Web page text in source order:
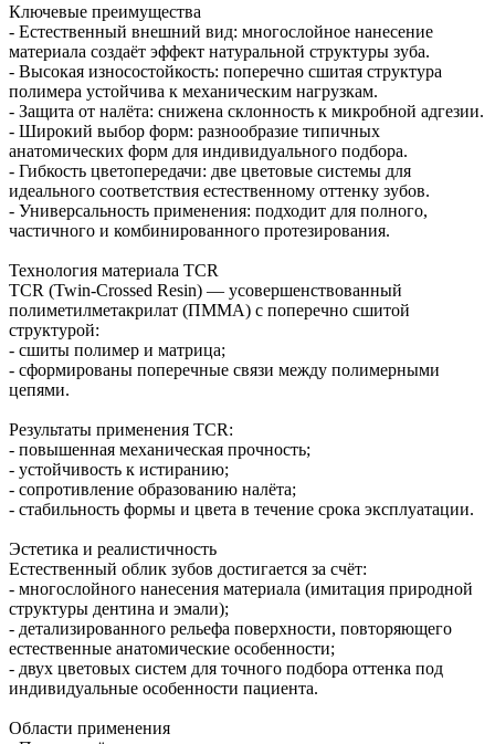
Ключевые преимущества
- Естественный внешний вид: многослойное нанесение
материала создаёт эффект натуральной структуры зуба.
- Высокая износостойкость: поперечно сшитая структура
полимера устойчива к механическим нагрузкам.
- Защита от налёта: снижена склонность к микробной адгезии.
- Широкий выбор форм: разнообразие типичных
анатомических форм для индивидуального подбора.
- Гибкость цветопередачи: две цветовые системы для
идеального соответствия естественному оттенку зубов.
- Универсальность применения: подходит для полного,
частичного и комбинированного протезирования.
Технология материала TCR
TCR (Twin‑Crossed Resin) — усовершенствованный
полиметилметакрилат (ПММА) с поперечно сшитой
структурой:
- сшиты полимер и матрица;
- сформированы поперечные связи между полимерными
цепями.
Результаты применения TCR:
- повышенная механическая прочность;
- устойчивость к истиранию;
- сопротивление образованию налёта;
- стабильность формы и цвета в течение срока эксплуатации.
Эстетика и реалистичность
Естественный облик зубов достигается за счёт:
- многослойного нанесения материала (имитация природной
структуры дентина и эмали);
- детализированного рельефа поверхности, повторяющего
естественные анатомические особенности;
- двух цветовых систем для точного подбора оттенка под
индивидуальные особенности пациента.
Области применения